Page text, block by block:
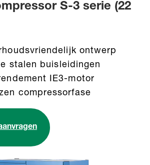
S-3 serie (22
ontwerp
stalen buisleidingen
IE3-motor
compressorfase